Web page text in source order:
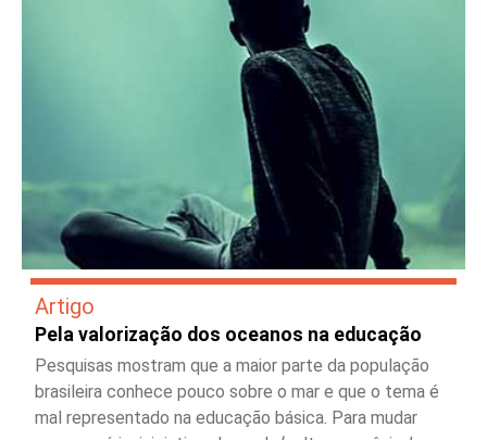
Artigo
Pela valorização dos oceanos na educação
Pesquisas mostram que a maior parte da população
brasileira conhece pouco sobre o mar e que o tema é
mal representado na educação básica. Para mudar